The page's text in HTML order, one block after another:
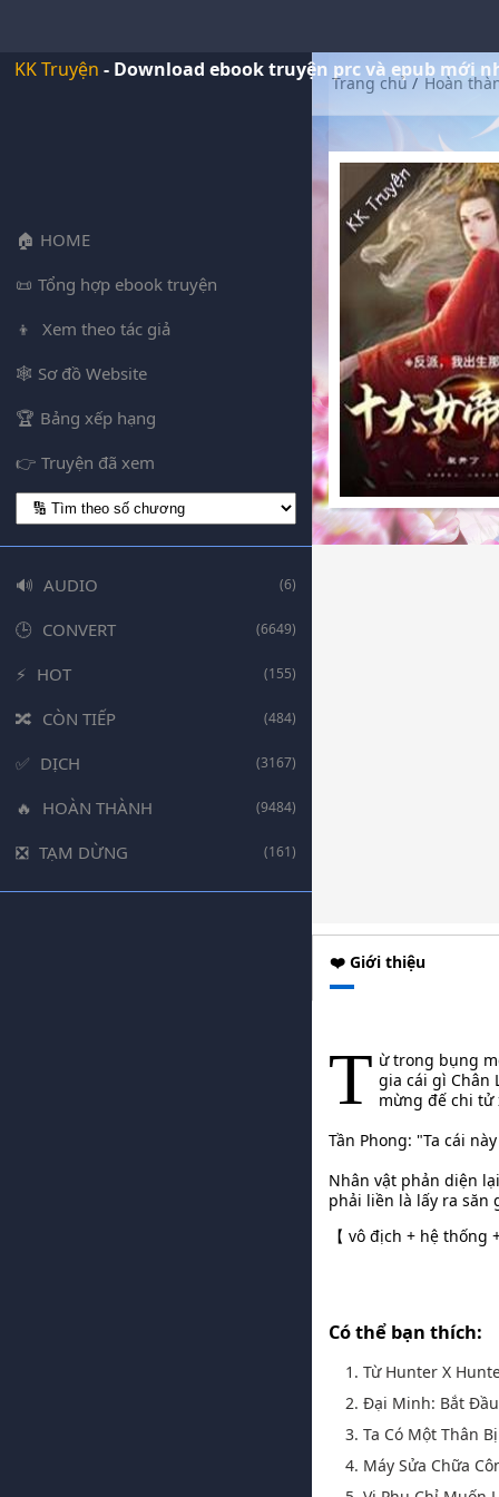
KK Truyện - Download ebook truyện prc và epub mới
HOME
Tổng hợp ebook truyện
Xem theo tác giả
Sơ đồ Website
Bảng xếp hạng
Truyện đã xem
AUDIO (6)
CONVERT (6649)
HOT (155)
CÒN TIẾP (484)
DỊCH (3167)
HOÀN THÀNH (9484)
TẠM DỪNG (161)
Trang chủ/ Hoàn
❤️ Giới thiệu
T ừ trong bụng
gia cái gì Chân
mừng đế chi tử
Tần Phong: "Ta cái
Nhân vật phản diện
phải liền là lấy ra săn
【 vô địch + hệ thống
Có thể bạn thích:
1. Từ Hunter X
2. Đại Minh: Bắt
3. Ta Có Một Thân
4. Máy Sửa Chữa